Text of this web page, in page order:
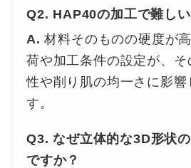
Q2. HAP40の加工で難し
A. 材料そのものの硬度が
荷や加工条件の設定が、そ
性や削り肌の均一さに影
す。
Q3. なぜ立体的な3D形状
ですか？